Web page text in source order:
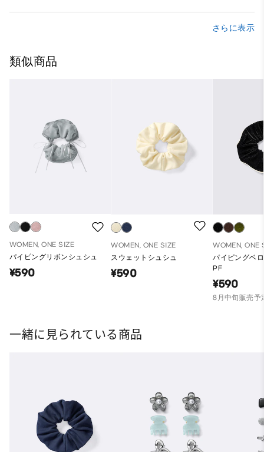
さらに表示
類似商品
WOMEN, ONE SIZE
パイピングリボンシュシュ
¥590
WOMEN, ONE SIZE
スウェットシュシュ
¥590
WOMEN, ONE
パイピングベ
PF
¥590
8月中旬販売予
一緒に見られている商品